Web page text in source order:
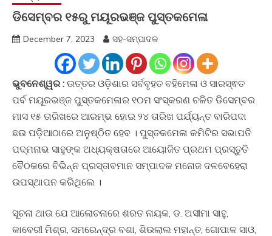
ଡିସେମ୍ବର ୧୫ରୁ ମୟୂରଭଞ୍ଜ ପୁସ୍ତକମେଳା
December 7, 2023 ସହ-ସମ୍ପାଦକ
ଭୁବନେଶ୍ୱର : ଉତ୍ତର ଓଡ଼ିଶାର ସର୍ବବୃହତ ବହିମେଳା ଓ ସାରସ୍ଵତ
ପର୍ବ ମୟୂରଭଞ୍ଜ ପୁସ୍ତକମେଳାର ୧୦ମ ସଂସ୍କରଣ ଚଳିତ ଡିସେମ୍ବର
ମାସ ୧୫ ତାରିଖରେ ଆରମ୍ଭ ହୋଇ ୨୪ ତାରିଖ ପର୍ଯ୍ୟନ୍ତ ବାରିପଦା
ଛଉ ପଡ଼ିଆଠାରେ ଅନୁଷ୍ଠିତ ହେବ । ପୁସ୍ତକମେଳା କମିଟିର ସଭାପତି
ପଦ୍ମନାଭ ସାହୁଙ୍କ ଅଧ୍ୟକ୍ଷତାରେ ଆୟୋଜିତ ପ୍ରଥମ ପ୍ରସ୍ତୁତି
ବୈଠକରେ ବିଭିନ୍ନ ପ୍ରସ୍ତାବମାନ ସମ୍ପାଦକ ମନୋଜ ଦଳବେହେରା
ଉପସ୍ଥାପନ କରିଥିଲେ ।
ସୂଚନା ଥାଉ ଯେ ଆଲୋଚନାରେ ଶରତ ନାୟକ, ଡ. ଅସୀମା ସାହୁ,
କାବେରୀ ମିଶ୍ର, ସମରେନ୍ଦ୍ର ବଶା, ଶିଉଲାଲ ମହାନ୍ତ, ଗୋପାଳ ସାଓ,